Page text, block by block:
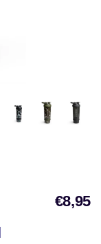
€8,95